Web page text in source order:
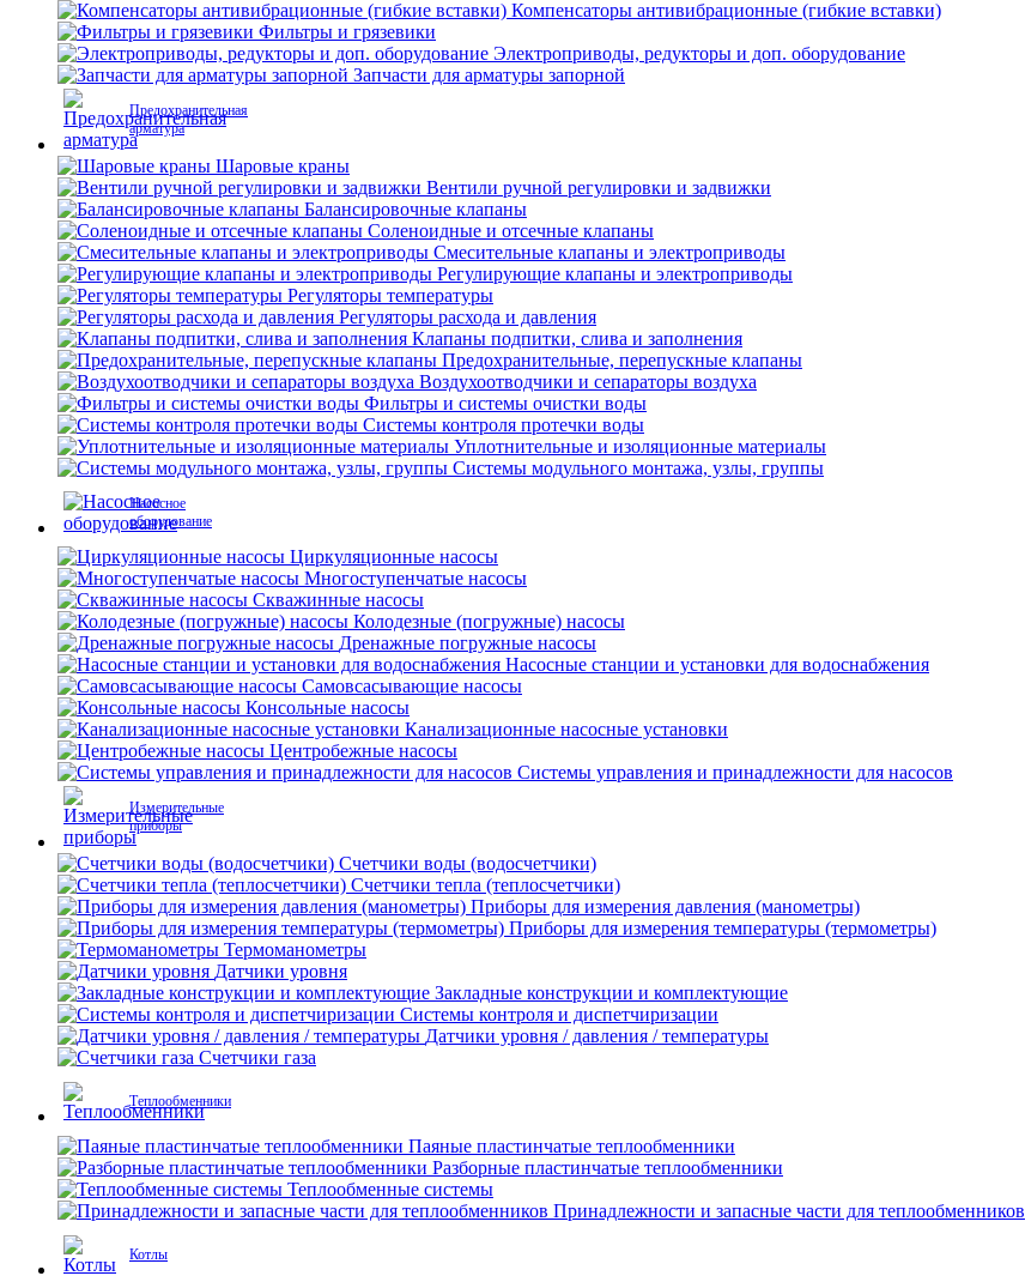
Компенсаторы антивибрационные (гибкие вставки)
Фильтры и грязевики
Электроприводы, редукторы и доп. оборудование
Запчасти для арматуры запорной
Предохранительная
арматура
Шаровые краны
Вентили ручной регулировки и задвижки
Балансировочные клапаны
Соленоидные и отсечные клапаны
Смесительные клапаны и электроприводы
Регулирующие клапаны и электроприводы
Регуляторы температуры
Регуляторы расхода и давления
Клапаны подпитки, слива и заполнения
Предохранительные, перепускные клапаны
Воздухоотводчики и сепараторы воздуха
Фильтры и системы очистки воды
Системы контроля протечки воды
Уплотнительные и изоляционные материалы
Системы модульного монтажа, узлы, группы
Насосное
оборудование
Циркуляционные насосы
Многоступенчатые насосы
Скважинные насосы
Колодезные (погружные) насосы
Дренажные погружные насосы
Насосные станции и установки для водоснабжения
Самовсасывающие насосы
Консольные насосы
Канализационные насосные установки
Центробежные насосы
Системы управления и принадлежности для насосов
Измерительные
приборы
Счетчики воды (водосчетчики)
Счетчики тепла (теплосчетчики)
Приборы для измерения давления (манометры)
Приборы для измерения температуры (термометры)
Термоманометры
Датчики уровня
Закладные конструкции и комплектующие
Системы контроля и диспетчиризации
Датчики уровня / давления / температуры
Счетчики газа
Теплообменники
Паяные пластинчатые теплообменники
Разборные пластинчатые теплообменники
Теплообменные системы
Принадлежности и запасные части для теплообменников
Котлы